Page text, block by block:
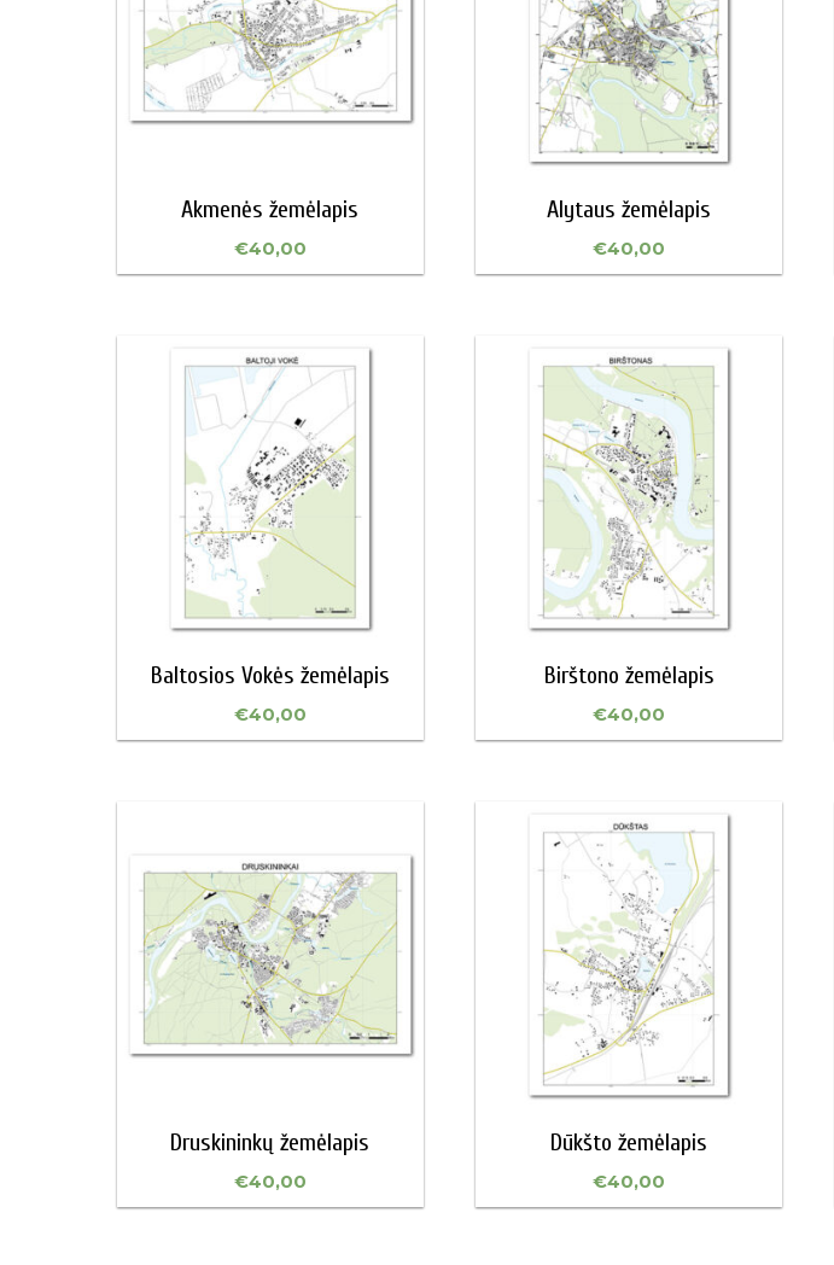
Akmenės žemėlapis
€40,00
Alytaus žemėlapis
€40,00
Baltosios Vokės žemėlapis
€40,00
Birštono žemėlapis
€40,00
Druskininkų žemėlapis
€40,00
Dūkšto žemėlapis
€40,00